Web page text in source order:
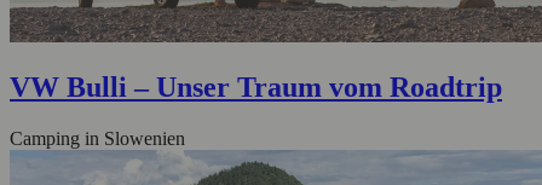
VW Bulli – Unser Traum vom Roadtrip
Camping in Slowenien